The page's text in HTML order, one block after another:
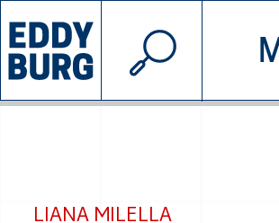
INIZIATIVE
© 2026 EDDYBURG
LIANA MILELLA